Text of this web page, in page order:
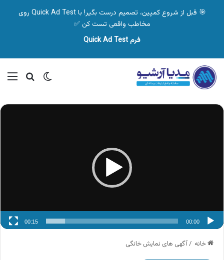
🎯 قبل از شروع کمپین، تصمیم درست بگیر! با Quick Ad Test روی
مخاطب واقعی تست کن ✅
فرم Quick Ad Test
تغییر پوسته
نمایشگر
ویدیو
00:00
00:15
خانه /آگهی های نمایش خانگی